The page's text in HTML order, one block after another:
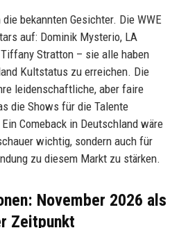
bekannten Gesichter. Die WWE
auf: Dominik Mysterio, LA
Stratton – sie alle haben
Kultstatus zu erreichen. Die
leidenschaftliche, aber faire
die Shows für die Talente
Comeback in Deutschland wäre
wichtig, sondern auch für
zu diesem Markt zu stärken.
November 2026 als
Zeitpunkt